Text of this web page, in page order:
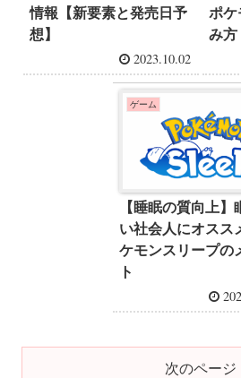
情報【新要素と発売日予
想】
2023.10.02
ポケ
み方
ゲーム
【睡眠の質向上】
い社会人にオスス
ケモンスリープの
ト
次のページ